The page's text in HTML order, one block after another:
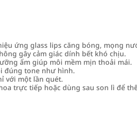
ứng glass lips căng bóng, mọng
gây cảm giác dính bết khó chịu.
ẩm giúp môi mềm mịn thoải mái.
đúng tone như hình.
với một lần quét.
trực tiếp hoặc dùng sau son lì để